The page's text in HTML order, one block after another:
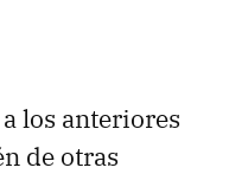
los anteriores
de otras